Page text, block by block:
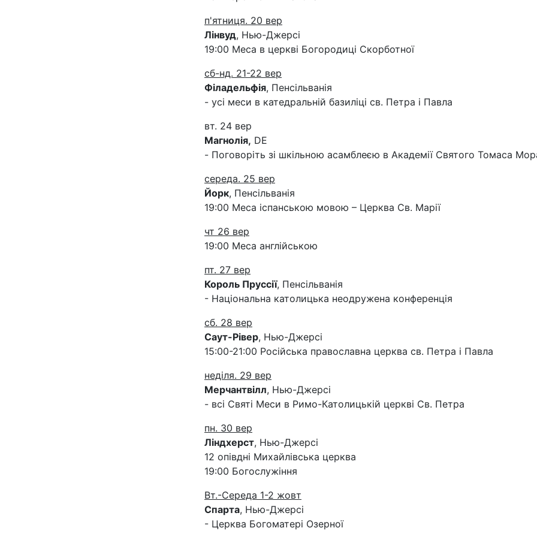
п'ятниця. 20 вер
Лінвуд, Нью-Джерсі
19:00 Меса в церкві Богородиці Скорботної
сб-нд. 21-22 вер
Філадельфія, Пенсільванія
- усі меси в катедральній базиліці св. Петра і Павла
вт. 24 вер
Магнолія, DE
- Поговоріть зі шкільною асамблеєю в Академії Святого Томаса
середа. 25 вер
Йорк, Пенсільванія
19:00 Меса іспанською мовою – Церква Св. Марії
чт 26 вер
19:00 Меса англійською
пт. 27 вер
Король Пруссії, Пенсільванія
- Національна католицька неодружена конференція
сб. 28 вер
Саут-Рівер, Нью-Джерсі
15:00-21:00 Російська православна церква св. Петра і Павла
неділя. 29 вер
Мерчантвілл, Нью-Джерсі
- всі Святі Меси в Римо-Католицькій церкві Св. Петра
пн. 30 вер
Ліндхерст, Нью-Джерсі
12 опівдні Михайлівська церква
19:00 Богослужіння
Вт.-Середа 1-2 жовт
Спарта, Нью-Джерсі
- Церква Богоматері Озерної